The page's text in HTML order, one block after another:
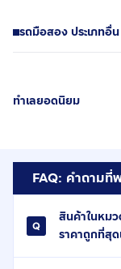
รถมือสอง ประเภทอื่
ทำเลยอดนิยม
FAQ: คำถามที่
สินค้าในหม
ราคาถูกที่สุด